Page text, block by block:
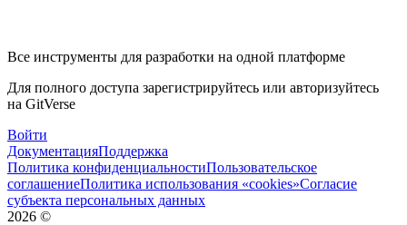
Все инструменты для разработки на одной платформе
Для полного доступа зарегистрируйтесь или авторизуйтесь
на GitVerse
Войти
ДокументацияПоддержка
Политика конфиденциальностиПользовательское
соглашениеПолитика использования «cookies»Согласие
субъекта персональных данных
2026 ©